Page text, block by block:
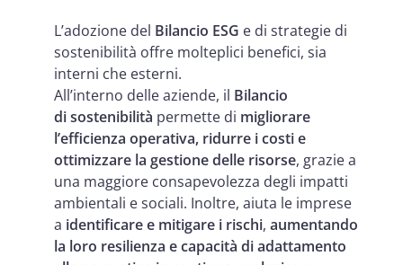
L’adozione del Bilancio ESG e di strategie di
sostenibilità offre molteplici benefici, sia
interni che esterni.
All’interno delle aziende, il Bilancio
di sostenibilità permette di migliorare
l’efficienza operativa, ridurre i costi e
ottimizzare la gestione delle risorse, grazie a
una maggiore consapevolezza degli impatti
ambientali e sociali. Inoltre, aiuta le imprese
a identificare e mitigare i rischi, aumentando
la loro resilienza e capacità di adattamento